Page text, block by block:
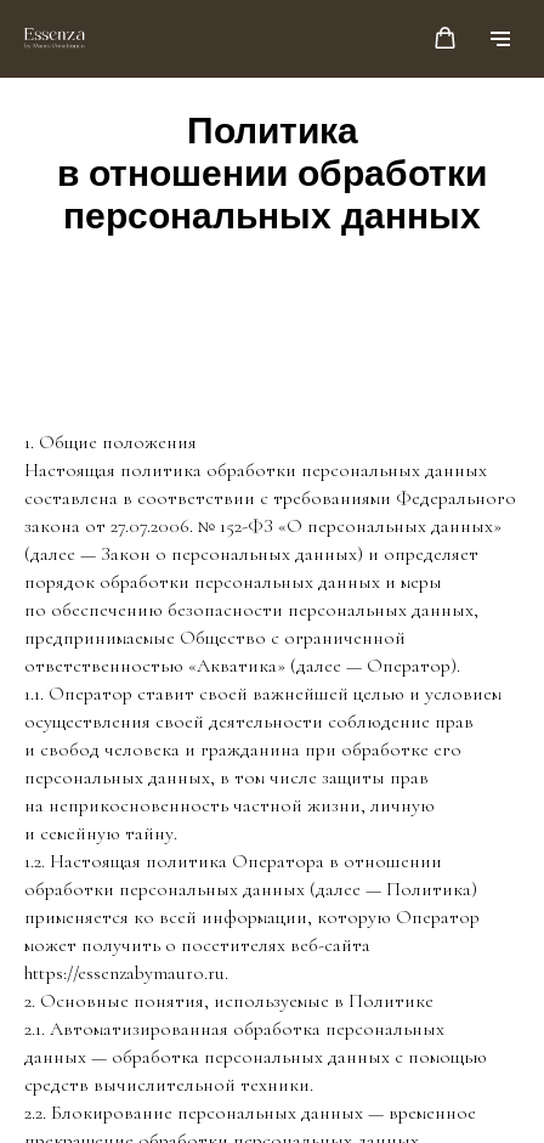
Политика
в отношении обработки
персональных данных
1. Общие положения
Настоящая политика обработки персональных данных
составлена в соответствии с требованиями Федерального
закона от 27.07.2006. № 152-ФЗ «О персональных данных»
(далее — Закон о персональных данных) и определяет
порядок обработки персональных данных и меры
по обеспечению безопасности персональных данных,
предпринимаемые Общество с ограниченной
ответственностью «Акватика» (далее — Оператор).
1.1. Оператор ставит своей важнейшей целью и условием
осуществления своей деятельности соблюдение прав
и свобод человека и гражданина при обработке его
персональных данных, в том числе защиты прав
на неприкосновенность частной жизни, личную
и семейную тайну.
1.2. Настоящая политика Оператора в отношении
обработки персональных данных (далее — Политика)
применяется ко всей информации, которую Оператор
может получить о посетителях веб-сайта
https://essenzabymauro.ru.
2. Основные понятия, используемые в Политике
2.1. Автоматизированная обработка персональных
данных — обработка персональных данных с помощью
средств вычислительной техники.
2.2. Блокирование персональных данных — временное